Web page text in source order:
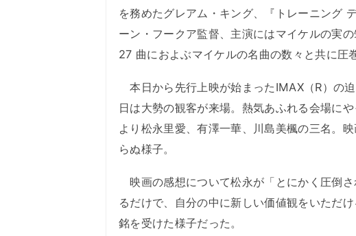
を務めたグレアム・キング、『トレーニング
ーン・フークア監督、主演にはマイケルの実
27 曲におよぶマイケルの名曲の数々と共に圧
本日から先行上映が始まったIMAX（R）の
日は大勢の観客が来場。熱気あふれる会場に
より松永里愛、有澤一華、川島美楓の三名。
らぬ様子。
映画の感想について松永が「とにかく圧倒
るだけで、自分の中に新しい価値観をいただ
銘を受けた様子だった。